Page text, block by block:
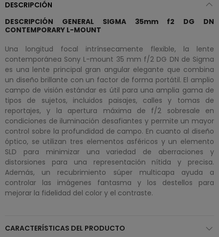
DESCRIPCIÓN
DESCRIPCIÓN GENERAL SIGMA 35mm f2 DG DN
CONTEMPORARY L-MOUNT
Una longitud focal intrínsecamente flexible, la lente
contemporánea Sony L-mount 35 mm f/2 DG DN de Sigma
es una lente principal gran angular elegante que combina
un diseño brillante con un factor de forma portátil. El amplio
campo de visión estándar es útil para una amplia gama de
tipos de sujetos, incluidos paisajes, calles y tomas de
reportajes, y la apertura máxima de f/2 sobresale en
condiciones de iluminación desafiantes y permite un mayor
control sobre la profundidad de campo. En cuanto al diseño
óptico, se utilizan tres elementos asféricos y un elemento
SLD para minimizar una variedad de aberraciones y
distorsiones para una representación nítida y precisa.
Además, un recubrimiento súper multicapa ayuda a
controlar las imágenes fantasma y los destellos para
mejorar la fidelidad del color y el contraste.
CARACTERÍSTICAS DEL PRODUCTO